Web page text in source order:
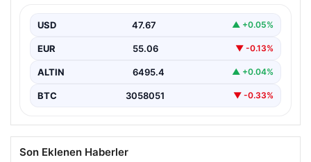
Yürütülecek”
Adalet Bakanı Akın Gürlek, terörle mücadelede yeni bir
dönemi başlatacak çerçeve yasanın Meclis’te kabul…
USD 47.67 ▲ +0.05%
EUR 55.06 ▼ -0.13%
ALTIN 6495.4 ▲ +0.04%
BTC 3058051 ▼ -0.33%
Son Eklenen Haberler